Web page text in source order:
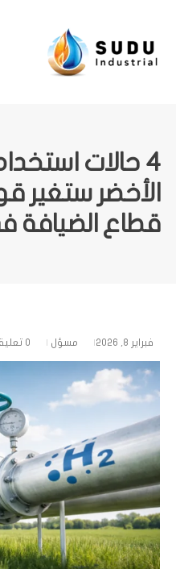
4 حالات
الأخضر ستغير
قطاع الضيافة
فبراير 8, 2026 مسؤل 0 تعليقات